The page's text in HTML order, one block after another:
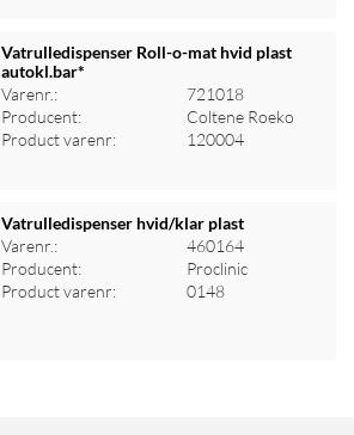
Log ind for at se priser
Vatrulledispenser Roll-o-mat hvid plast
autokl.bar*
Varenr.:
721018
Producent:
Coltene Roeko
Product varenr:
120004
Log ind for at se priser
Vatrulledispenser hvid/klar plast
Varenr.:
460164
Producent:
Proclinic
Product varenr:
0148